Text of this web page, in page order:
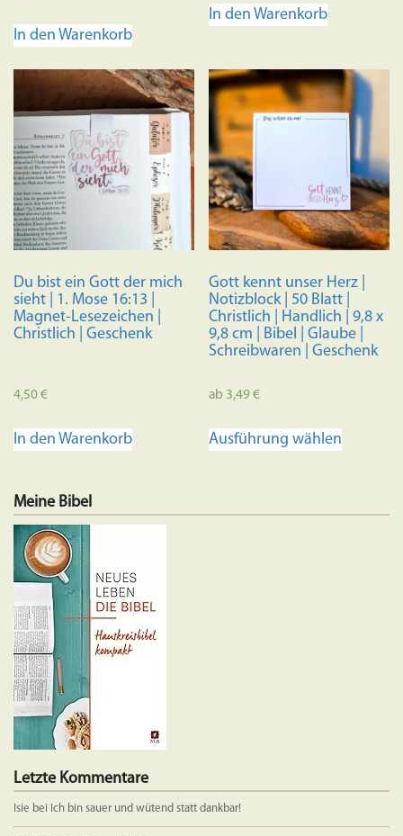
In den Warenkorb
In den Warenkorb
Du bist ein Gott der mich
sieht | 1. Mose 16:13 |
Magnet-Lesezeichen |
Christlich | Geschenk
4,50€
In den Warenkorb
Gott kennt unser Herz |
Notizblock | 50 Blatt |
Christlich | Handlich | 9,8 x
9,8 cm | Bibel | Glaube |
Schreibwaren | Geschenk
ab 3,49€
Ausführung wählen
Meine Bibel
Letzte Kommentare
Isie bei Ich bin sauer und wütend statt dankbar!